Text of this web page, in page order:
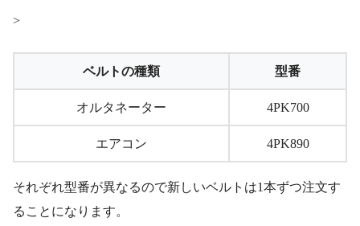
>
ベルトの種類 型番
オルタネーター 4PK700
エアコン 4PK890
それぞれ型番が異なるので新しいベルトは1本ずつ注文す
ることになります。